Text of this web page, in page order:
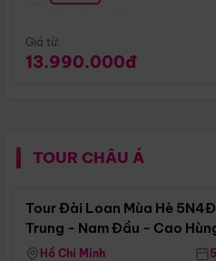
Giá từ:
13.990.000đ
TOUR CHÂU Á
Tour Đài Loan Mùa Hè
Trung - Nam Đầu - Cao
Hồ Chí Minh